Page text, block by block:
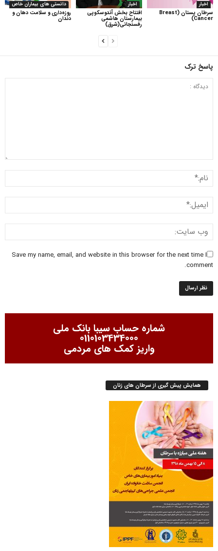
دانستی های بیماران خاص
روزه‌داری و سلامت دهان و
دندان
اخبار
افتتاح بخش آندوسکوپی
بیمارستان هاشمی
رفسنجانی(شرق)
اخبار
سرطان پستان (Breast
Cancer)
پاسخ ترک
Save my name, email, and website in this browser for the next time I
comment.
شماره حساب سیبا بانک ملی
0110103434000
واریز کمک های مردمی
همایش پیش گیری از سرطان های زنان